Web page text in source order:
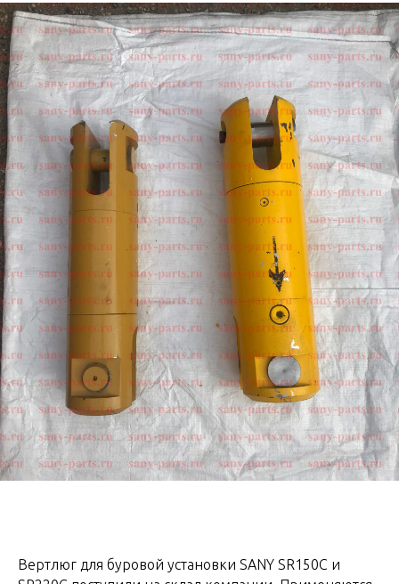
Вертлюг для буровой установки SANY SR150C и